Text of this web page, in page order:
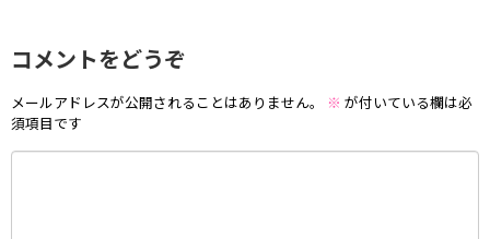
コメントをどうぞ
メールアドレスが公開されることはありません。 ※ が付いている欄は必
須項目です